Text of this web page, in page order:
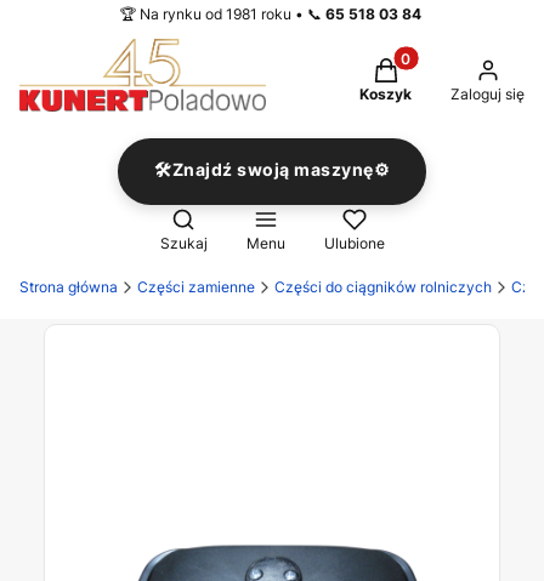
🏆 Na rynku od 1981 roku • 📞 65 518 03 84
Produkty w
Koszyk Zaloguj się
🛠️Znajdź swoją maszynę⚙️
Otwórz wyszukiwarkę
Szukaj Menu Ulubione
Strona główna Części zamienne Części do ciągników rolniczych